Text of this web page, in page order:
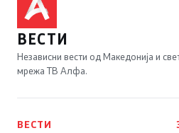
ВЕСТИ
Независни вести од Македонија и
мрежа ТВ Алфа.
ВЕСТИ